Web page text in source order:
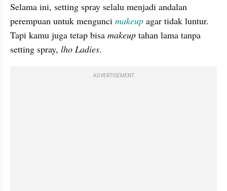
Selama ini, setting spray selalu menjadi andalan
perempuan untuk mengunci makeup agar tidak luntur.
Tapi kamu juga tetap bisa makeup tahan lama tanpa
setting spray, lho Ladies.
ADVERTISEMENT